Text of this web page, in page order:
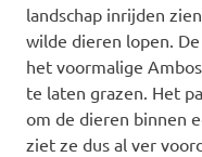
landschap inrijden
wilde dieren lopen.
het voormalige
te laten grazen. Het
om de dieren binnen
ziet ze dus al ver